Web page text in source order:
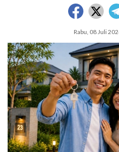
Rabu, 08 Juli